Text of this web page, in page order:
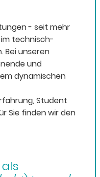
- seit mehr
im technisch-
Bei unseren
und
dynamischen
Student
Sie finden wir den